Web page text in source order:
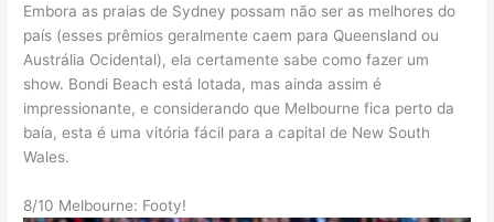
Embora as praias de Sydney possam não ser as melhores do
país (esses prêmios geralmente caem para Queensland ou
Austrália Ocidental), ela certamente sabe como fazer um
show. Bondi Beach está lotada, mas ainda assim é
impressionante, e considerando que Melbourne fica perto da
baía, esta é uma vitória fácil para a capital de New South
Wales.
8/10 Melbourne: Footy!